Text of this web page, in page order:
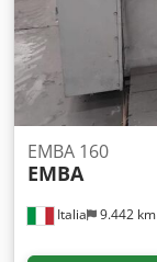
Italia 9.442 km
EMBA 160
EMBA